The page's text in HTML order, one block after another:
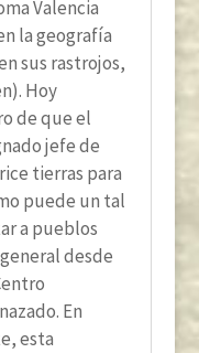
Valencia
la geografía
sus rastrojos,
Hoy
de que el
jefe de
tierras para
puede un tal
a pueblos
desde
En
esta